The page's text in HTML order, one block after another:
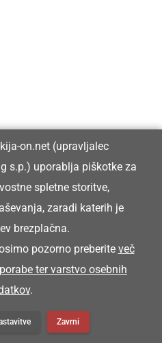
on.net (upravljalec
s.p.) uporablja piškotke za
spletne storitve,
zaradi katerih je
brezplačna.
pozorno preberite več
ter varstvo osebnih
.
Zavrni